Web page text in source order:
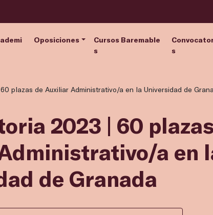
Oposiciones
Cursos Baremable
s
s
60 plazas de Auxiliar Administrativo/a en la Universidad de
2023 | 60
a en
de Granada